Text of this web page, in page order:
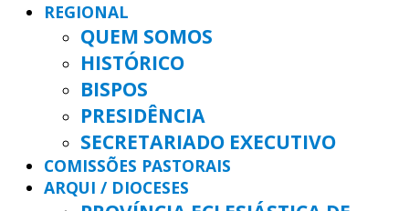
REGIONAL
QUEM SOMOS
HISTÓRICO
BISPOS
PRESIDÊNCIA
SECRETARIADO EXECUTIVO
COMISSÕES PASTORAIS
ARQUI / DIOCESES